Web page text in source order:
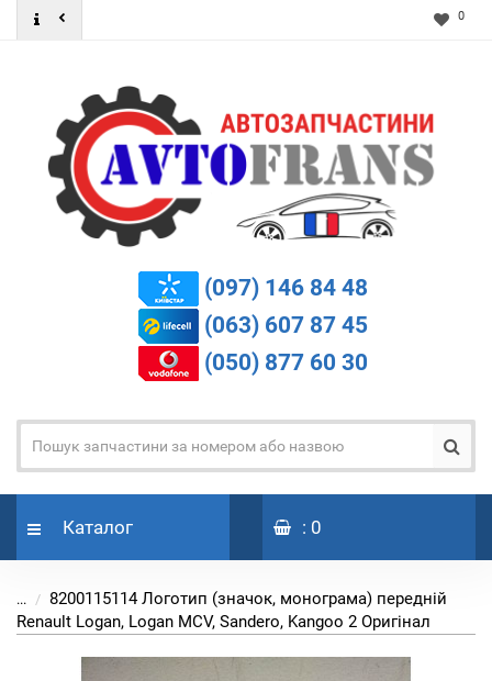
0
(097) 146 84 48
(063) 607 87 45
(050) 877 60 30
Каталог : 0
...
8200115114 Логотип (значок, монограма) передній
Renault Logan, Logan MCV, Sandero, Kangoo 2 Оригінал